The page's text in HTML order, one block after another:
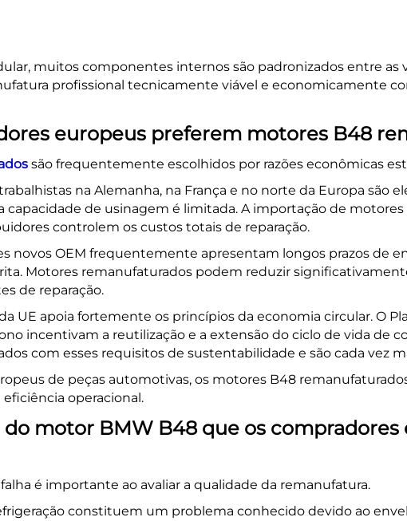
muitos componentes internos são padronizados entre as
profissional tecnicamente viável e economicamente
europeus preferem motores B48
são frequentemente escolhidos por razões econômicas
na Alemanha, na França e no norte da Europa são
capacidade de usinagem é limitada. A importação de
controlem os custos totais de reparação.
novos OEM frequentemente apresentam longos prazos de
Motores remanufaturados podem reduzir
de reparação.
UE apoia fortemente os princípios da economia circular. O
incentivam a reutilização e a extensão do ciclo de vida de
com esses requisitos de sustentabilidade e são cada vez
de peças automotivas, os motores B48
operacional.
motor BMW B48 que os
é importante ao avaliar a qualidade da remanufatura.
constituem um problema conhecido devido ao